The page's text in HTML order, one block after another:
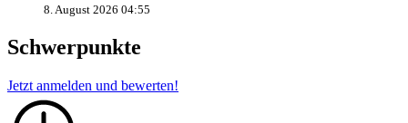
8. August 2026 04:55
Schwerpunkte
Jetzt anmelden und bewerten!